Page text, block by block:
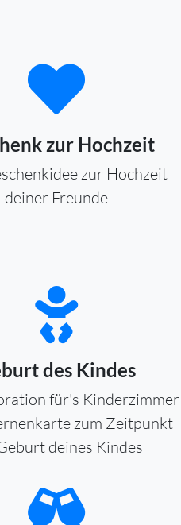
zur Hochzeit
zur Hochzeit
deiner Freunde
des Kindes
für's Kinderzimmer
zum Zeitpunkt
deines Kindes